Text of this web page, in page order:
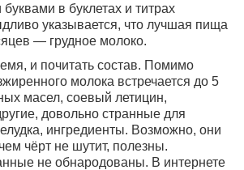
в буклетах и титрах
указывается, что лучшая пища
— грудное молоко.
и почитать состав. Помимо
молока встречается до 5
масел, соевый летицин,
довольно странные для
ингредиенты. Возможно, они
чёрт не шутит, полезны.
не обнародованы. В интернете